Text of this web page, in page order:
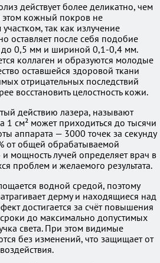
действует более деликатно, чем
кожный покров не
так как излучение
оставляет после себя подобие
до 0,5 мм и шириной 0,1-0,4 мм.
коллаген и образуются молодые
оставшейся здоровой ткани
отрицательных последствий
восстановить целостность кожи.
действию лазера, называют
1 см² может приходиться до тысячи
аппарата — 3000 точек за секунду
от общей обрабатываемой
и мощность лучей определяет врач в
проблем и желаемого результата.
водной средой, поэтому
дерму и находящиеся над
достигается за счёт повышения
до максимально допустимых
света. При этом видимые
без изменений, что защищает от